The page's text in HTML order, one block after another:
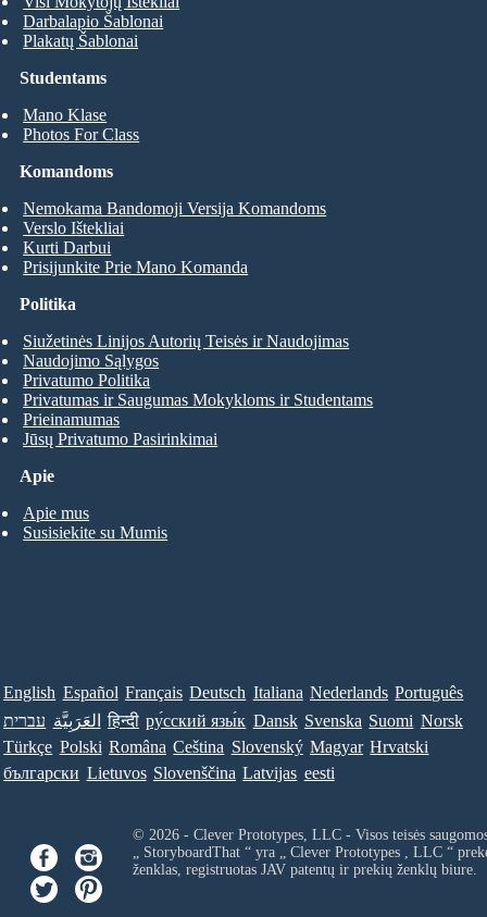
Studentams
Mano Klase
Photos For Class
Darbalapio Šablonai
Plakatų Šablonai
Komandoms
Nemokama Bandomoji Versija Komandoms
Verslo Ištekliai
Kurti Darbui
Prisijunkite Prie Mano Komanda
Apie
Apie mus
Susisiekite su Mumis
Politika
Siužetinės Linijos Autorių Teisės ir Naudojimas
Naudojimo Sąlygos
Privatumo Politika
Privatumas ir Saugumas Mokykloms ir Studentams
Prieinamumas
Jūsų Privatumo Pasirinkimai
English Español Français Deutsch Italiana Nederlands Português
עברית العَرَبِيَّة हिन्दी ру́сский язы́к Dansk Svenska Suomi Norsk
Türkçe Polski Româna Ceština Slovenský Magyar Hrvatski
български Lietuvos Slovenščina Latvijas eesti
© 2026 - Clever Prototypes, LLC - Visos teisės
„ StoryboardThat “ yra „ Clever Prototypes , LLC“
ženklas, registruotas JAV patentų ir prekių ženklų biure.